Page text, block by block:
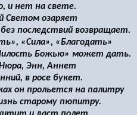
и нет на свете.
Светом озаряет
последствий возвращает.
«Сила», «Благодать»
Божью» может дать.
Энн, Аннет
в росе букет.
он прольется на палитру
старому пюпитру.